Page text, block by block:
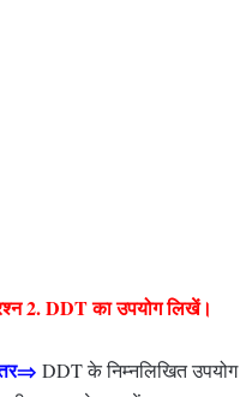
2. DDT का उपयोग लिखें।
DDT के निम्नलिखित